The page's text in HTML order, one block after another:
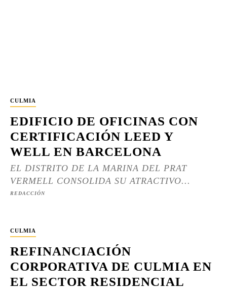
CULMIA
EDIFICIO DE OFICINAS CON
CERTIFICACIÓN LEED Y
WELL EN BARCELONA
EL DISTRITO DE LA MARINA DEL PRAT
VERMELL CONSOLIDA SU ATRACTIVO...
REDACCIÓN
CULMIA
REFINANCIACIÓN
CORPORATIVA DE CULMIA EN
EL SECTOR RESIDENCIAL